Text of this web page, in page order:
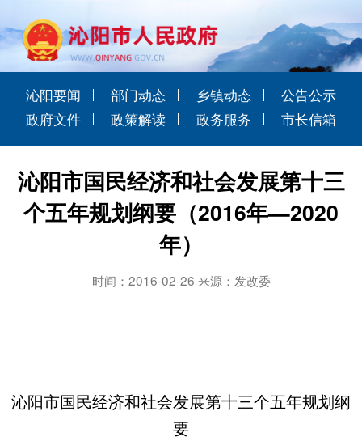
沁阳要闻 部门动态 乡镇动态
公告公示
政府文件
政策解读 政务服务 市长信箱
沁阳市国民经济和社会发展第十三
个五年规划纲要（2016年—2020
年）
时间：2016-02-26 来源：发改委
沁阳市国民经济和社会发展第十三个五年规划纲
要